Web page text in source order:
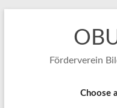
Förderverein
Choose